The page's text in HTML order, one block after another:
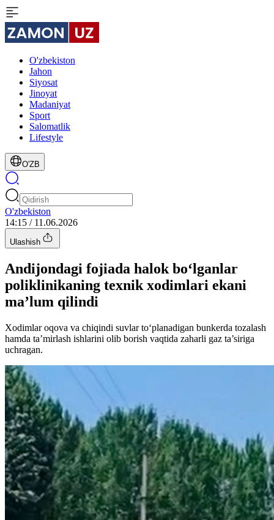
O'zbekiston
Jahon
Siyosat
Jinoyat
Madaniyat
Sport
Salomatlik
Lifestyle
O'ZB
O'zbekiston
14:15 / 11.06.2026
Ulashish
Andijondagi fojiada halok bo‘lganlar
poliklinikaning texnik xodimlari ekani
ma’lum qilindi
Xodimlar oqova va chiqindi suvlar to‘planadigan bunkerda tozalash
hamda ta’mirlash ishlarini olib borish vaqtida zaharli gaz ta’siriga
uchragan.